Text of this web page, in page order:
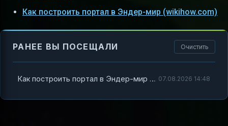
Как построить портал в Эндер-мир (wikihow.com)
РАНЕЕ ВЫ ПОСЕЩАЛИ Очистить
Как построить портал в Эндер-мир Minecraft 07.08.2026 14:48